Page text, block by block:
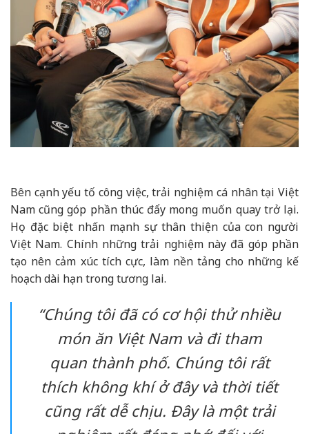
Bên cạnh yếu tố công việc, trải nghiệm cá nhân tại Việt
Nam cũng góp phần thúc đẩy mong muốn quay trở lại.
Họ đặc biệt nhấn mạnh sự thân thiện của con người
Việt Nam. Chính những trải nghiệm này đã góp phần
tạo nên cảm xúc tích cực, làm nền tảng cho những kế
hoạch dài hạn trong tương lai.
“Chúng tôi đã có cơ hội thử nhiều
món ăn Việt Nam và đi tham
quan thành phố. Chúng tôi rất
thích không khí ở đây và thời tiết
cũng rất dễ chịu. Đây là một trải